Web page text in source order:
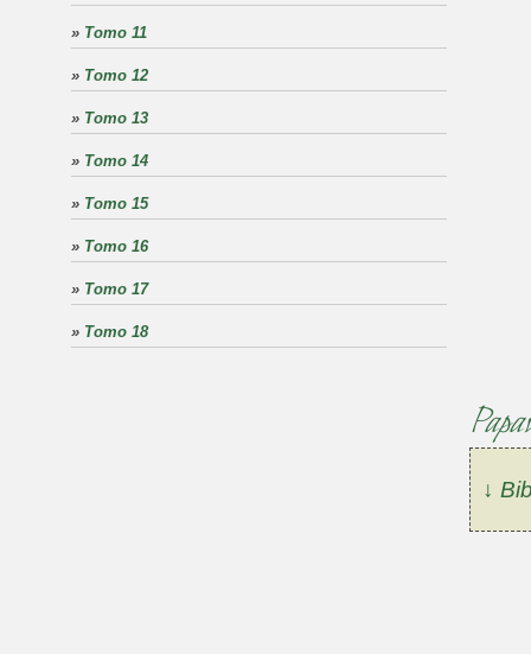
↓
» Tomo 11
» Tomo 12
» Tomo 13
» Tomo 14
» Tomo 15
» Tomo 16
» Tomo 17
» Tomo 18